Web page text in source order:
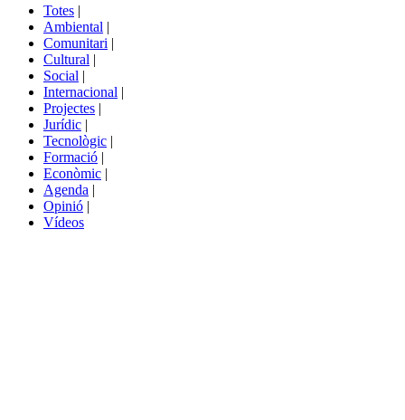
portals
Totes |
Ambiental |
Comunitari |
Cultural |
Social |
Internacional |
Projectes |
Jurídic |
Tecnològic |
Formació |
Econòmic |
Agenda |
Opinió |
Vídeos